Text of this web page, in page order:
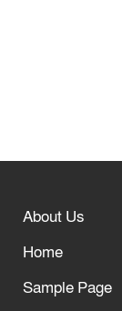
About Us
Home
Sample Page